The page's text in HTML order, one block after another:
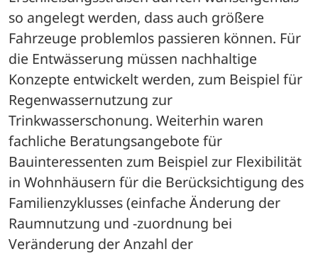
so angelegt werden, dass auch größere
Fahrzeuge problemlos passieren können. Für
die Entwässerung müssen nachhaltige
Konzepte entwickelt werden, zum Beispiel für
Regenwassernutzung zur
Trinkwasserschonung. Weiterhin waren
fachliche Beratungsangebote für
Bauinteressenten zum Beispiel zur Flexibilität
in Wohnhäusern für die Berücksichtigung des
Familienzyklusses (einfache Änderung der
Raumnutzung und -zuordnung bei
Veränderung der Anzahl der